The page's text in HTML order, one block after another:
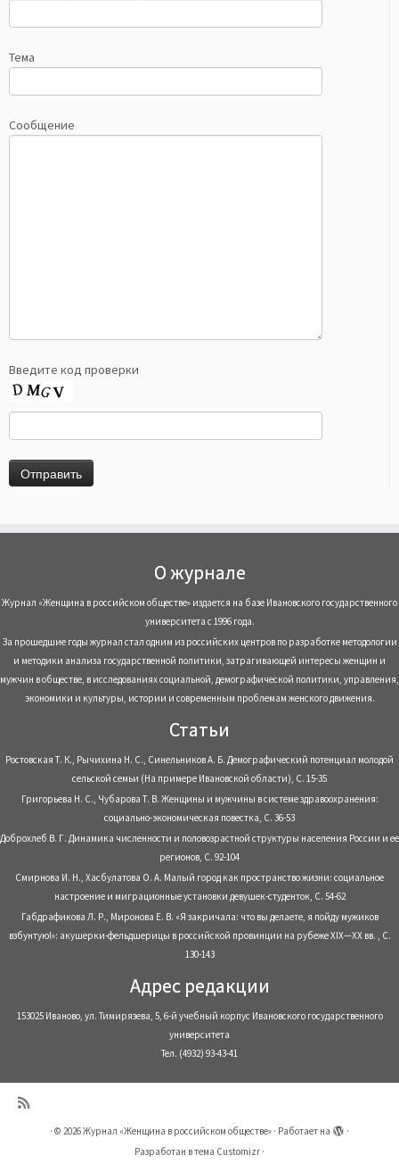
Тема
Сообщение
Введите код проверки
О журнале
Журнал «Женщина в российском обществе» издается на базе Ивановского государственного
университета с 1996 года.
За прошедшие годы журнал стал одним из российских центров по разработке методологии
и методики анализа государственной политики, затрагивающей интересы женщин и
мужчин в обществе, в исследованиях социальной, демографической политики, управления,
экономики и культуры, истории и современным проблемам женского движения.
Статьи
Ростовская Т. К., Рычихина Н. С., Синельников А. Б. Демографический потенциал молодой
сельской семьи (На примере Ивановской области), С. 15-35
Григорьева Н. С., Чубарова Т. В. Женщины и мужчины в системе здравоохранения:
социально-экономическая повестка, С. 36-53
Доброхлеб В. Г. Динамика численности и половозрастной структуры населения России и ее
регионов, С. 92-104
Смирнова И. Н., Хасбулатова О. А. Малый город как пространство жизни: социальное
настроение и миграционные установки девушек-студенток, С. 54-62
Габдрафикова Л. Р., Миронова Е. В. «Я закричала: что вы делаете, я пойду мужиков
взбунтую!»: акушерки-фельдшерицы в российской провинции на рубеже XIX—XX вв. , С.
130-143
Адрес редакции
153025 Иваново, ул. Тимирязева, 5, 6-й учебный корпус Ивановского государственного
университета
Тел. (4932) 93-43-41
· © 2026Журнал «Женщина в российском обществе» · Работает на
·
Разработан втема Customizr ·